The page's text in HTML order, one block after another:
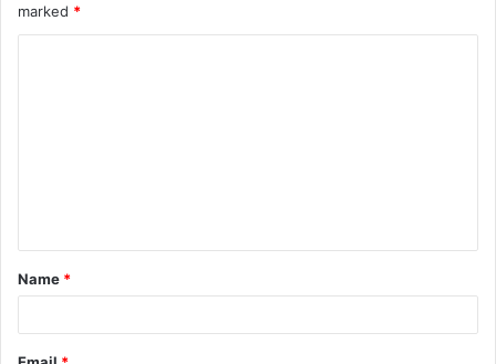
marked *
t
*
Name *